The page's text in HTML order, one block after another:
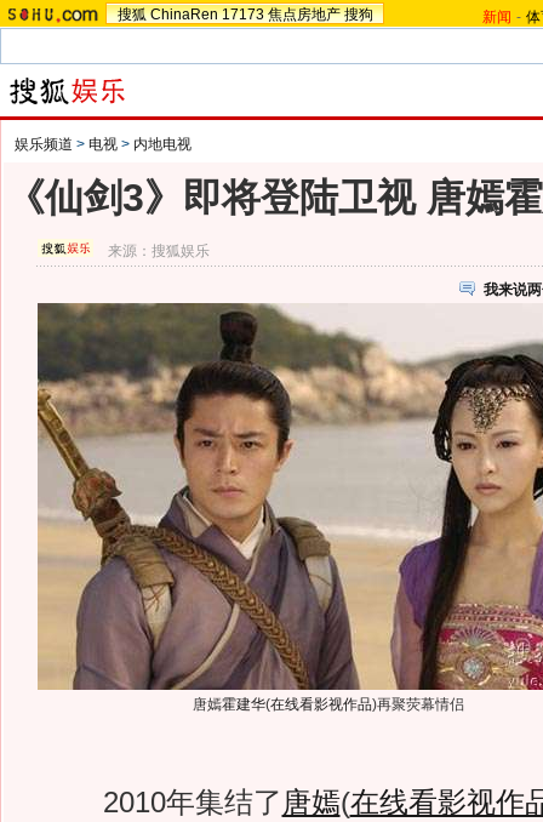
搜狐 ChinaRen 17173 焦点房地产 搜狗 新闻 -
娱乐频道 > 电视 > 内地电视
《仙剑3》即将登陆卫视 唐嫣
来源：搜狐娱乐
我来说
唐嫣霍建华(在线看影视作品)再聚荧幕情侣
2010年集结了 唐嫣(在线看影视作